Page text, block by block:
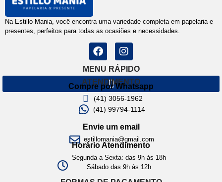
Na Estillo Mania, você encontra uma variedade completa em papelaria e
presentes, perfeitos para todas as ocasiões e necessidades.
MENU RÁPIDO
ATENDIMENTO
Compre por Whatsapp
(41) 3056-1962
(41) 99794-1114
Envie um email
estillomania@gmail.com
Horário Atendimento
Segunda a Sexta: das 9h às 18h
Sábado das 9h às 12h